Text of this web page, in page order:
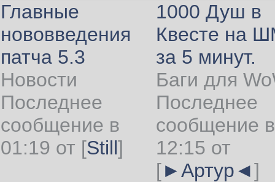
Главные
нововведения
патча 5.3
Новости
Последнее
сообщение в
01:19 от [Still]
1000 Душ в
Квесте на
за 5 минут.
Баги для
Последнее
сообщение в
12:15 от
[►Артур◄]